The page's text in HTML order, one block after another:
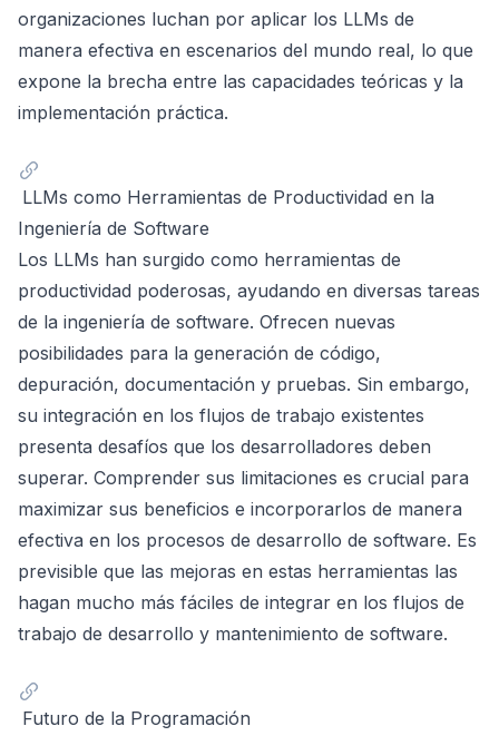
organizaciones luchan por aplicar los LLMs de
manera efectiva en escenarios del mundo real, lo que
expone la brecha entre las capacidades teóricas y la
implementación práctica.
LLMs como Herramientas de Productividad en la
Ingeniería de Software
Los LLMs han surgido como herramientas de
productividad poderosas, ayudando en diversas tareas
de la ingeniería de software. Ofrecen nuevas
posibilidades para la generación de código,
depuración, documentación y pruebas. Sin embargo,
su integración en los flujos de trabajo existentes
presenta desafíos que los desarrolladores deben
superar. Comprender sus limitaciones es crucial para
maximizar sus beneficios e incorporarlos de manera
efectiva en los procesos de desarrollo de software. Es
previsible que las mejoras en estas herramientas las
hagan mucho más fáciles de integrar en los flujos de
trabajo de desarrollo y mantenimiento de software.
Futuro de la Programación